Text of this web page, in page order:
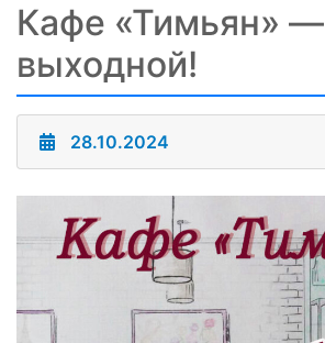
Кафе «Тимьян» —
выходной!
28.10.2024